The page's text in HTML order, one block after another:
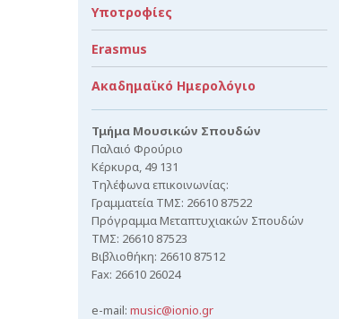
Υποτροφίες
Erasmus
Ακαδημαϊκό Ημερολόγιο
Τμήμα Μουσικών Σπουδών
Παλαιό Φρούριο
Κέρκυρα, 49 131
Τηλέφωνα επικοινωνίας:
Γραμματεία ΤΜΣ: 26610 87522
Πρόγραμμα Μεταπτυχιακών Σπουδών
ΤΜΣ: 26610 87523
Βιβλιοθήκη: 26610 87512
Fax: 26610 26024
e-mail: music@ionio.gr